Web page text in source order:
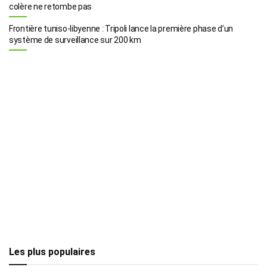
colère ne retombe pas
Frontière tuniso-libyenne : Tripoli lance la première phase d’un
système de surveillance sur 200 km
Les plus populaires